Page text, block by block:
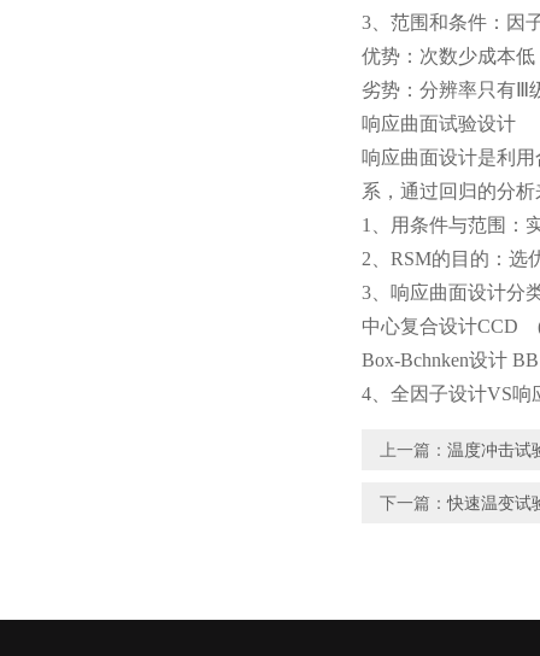
3、范围和条件：因
优势：次数少成本
劣势：分辨率只有Ⅲ
响应曲面试验设计
响应曲面设计是利
系，通过回归的分
1、用条件与范围：
2、RSM的目的：选
3、响应曲面设计分
中心复合设计CCD
Box-Bchnken设计
4、全因子设计VS响
上一篇： 温度冲击试
下一篇：快速温变试